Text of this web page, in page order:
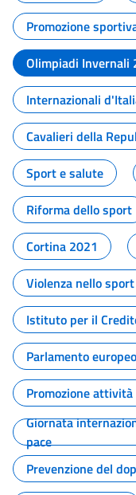
Promozione
Olimpiadi Invernali
Internazionali
Cavalieri della
Sport e salute
Riforma dello sport
Cortina 2021
Violenza nello
Istituto per il
Parlamento europeo
Promozione
Giornata
pace
Prevenzione del